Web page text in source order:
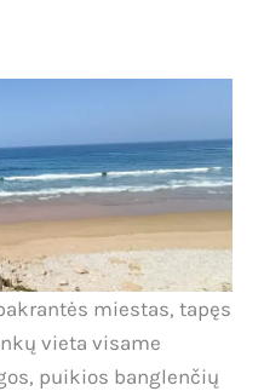
miestas, tapęs
vieta visame
puikios banglenčių